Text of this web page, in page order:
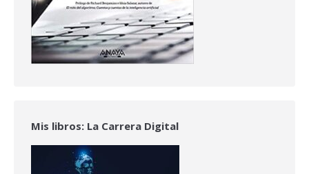
Mis libros: La Carrera Digital